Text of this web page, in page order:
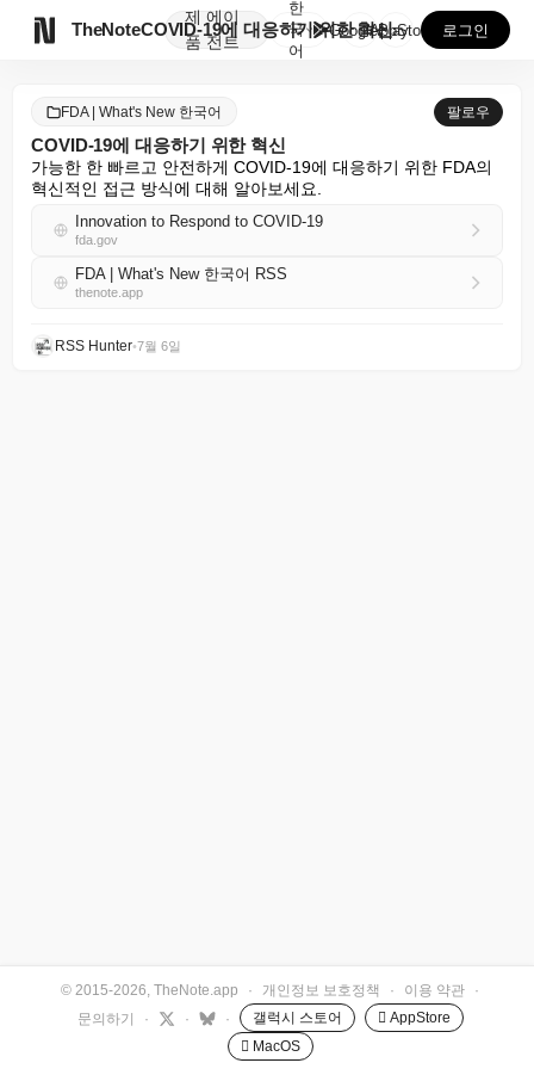
TheNote
제
품
에이
전트
COVID-19에 대응하기 위한 혁신
한
국
어
GooglePlay
AppStore 로그인
FDA | What's New 한국어 팔로우
COVID-19에 대응하기 위한 혁신
가능한 한 빠르고 안전하게 COVID-19에 대응하기 위한 FDA의
혁신적인 접근 방식에 대해 알아보세요.
Innovation to Respond to COVID-19
fda.gov
FDA | What's New 한국어 RSS
thenote.app
RSS Hunter•7월 6일
© 2015-2026, TheNote.app · 개인정보 보호정책 · 이용 약관
·
문의하기
· · · 갤럭시 스토어
 AppStore
 MacOS